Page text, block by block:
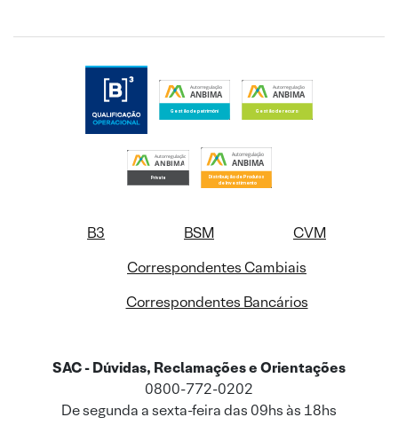
B3 BSM
CVM
Correspondentes Cambiais
Correspondentes Bancários
SAC - Dúvidas, Reclamações e Orientações
0800-772-0202
De segunda a sexta-feira das 09hs às 18hs